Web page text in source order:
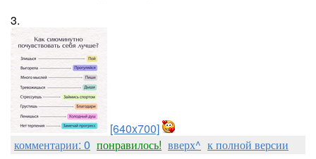
3.
[640x700]
комментарии: 0 понравилось! вверх^ к полной версии